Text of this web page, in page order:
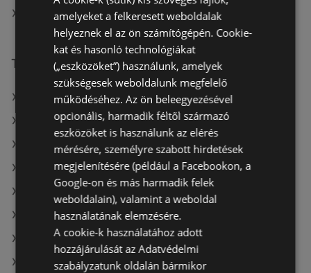
Benu Gyógyszertárak itt: Tokaji
További linkek
A(z) Benu Gyógyszertárak ajánlatai
A(z) Alma Gyógyszertárak ajánlatai
A(z) Pingvin Patika ajánlatai
A(z) Crystal nails aktuális akciós újságjai
A(z) Rossmann aktuális akciós újságjai
A(z) PatikaPlus aktuális akciós újságjai
A(z) Pingvin Patika aktuális akciós újságjai
A(z) Oriflame aktuális akciós újságjai
amelyeket a felkeresett weboldalak
helyeznek el az ön számítógépén. Cookie-
kat és hasonló technológiákat
(„eszközöket”) használunk, amelyek
szükségesek weboldalunk megfelelő
működéséhez. Az ön beleegyezésével
opcionális, harmadik féltől származó
eszközöket is használunk az elérés
mérésére, személyre szabott hirdetések
megjelenítésére (például a Facebookon, a
Google-on és más harmadik felek
weboldalain), valamint a weboldal
használatának elemzésére.
A cookie-k használatához adott
hozzájárulását az Adatvédelmi
szabályzatunk oldalán bármikor